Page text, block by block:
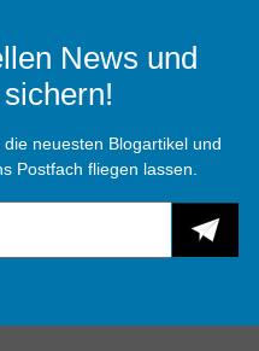
News und
neuesten Blogartikel und
Postfach fliegen lassen.